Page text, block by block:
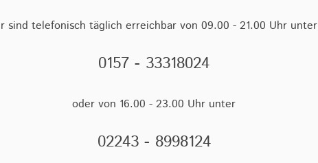
sind telefonisch täglich erreichbar von 09.00 - 21.00 Uhr unter
0157 - 33318024
oder von 16.00 - 23.00 Uhr unter
02243 - 8998124